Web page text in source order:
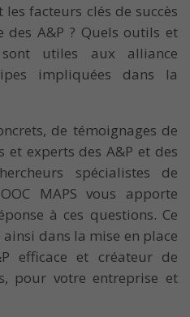
les facteurs clés de succès
A&P ? Quels outils et
utiles aux alliance
impliquées dans la
de témoignages de
et experts des A&P et des
spécialistes de
MAPS vous apporte
à ces questions. Ce
dans la mise en place
efficace et créateur de
pour votre entreprise et